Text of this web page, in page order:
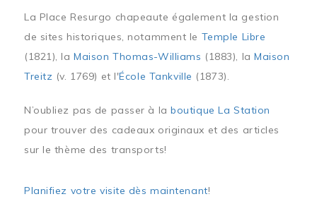
La Place Resurgo chapeaute également la gestion
de sites historiques, notamment le Temple Libre
(1821), laMaison Thomas-Williams (1883), laMaison
Treitz (v. 1769) et l'École Tankville (1873).
N’oubliez pas de passer à laboutique La Station
pour trouver des cadeaux originaux et des articles
sur le thème des transports!
Planifiez votre visite dès maintenant!